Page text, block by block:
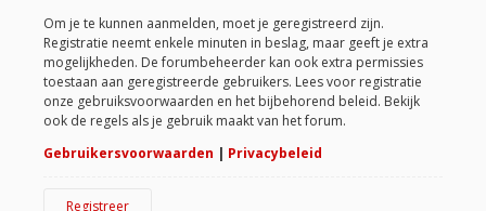
Om je te kunnen aanmelden, moet je geregistreerd zijn.
Registratie neemt enkele minuten in beslag, maar geeft je extra
mogelijkheden. De forumbeheerder kan ook extra permissies
toestaan aan geregistreerde gebruikers. Lees voor registratie
onze gebruiksvoorwaarden en het bijbehorend beleid. Bekijk
ook de regels als je gebruik maakt van het forum.
Gebruikersvoorwaarden | Privacybeleid
Registreer